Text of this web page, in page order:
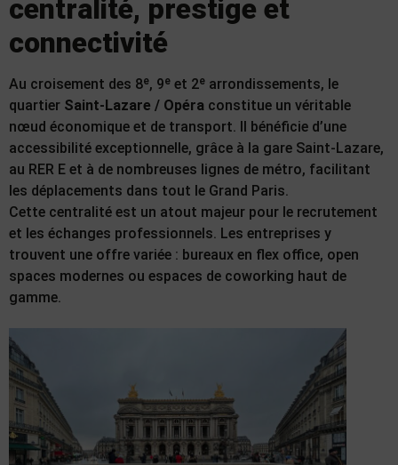
centralité, prestige et
connectivité
Au croisement des 8ᵉ, 9ᵉ et 2ᵉ arrondissements, le
quartier Saint-Lazare / Opéra constitue un véritable
nœud économique et de transport. Il bénéficie d’une
accessibilité exceptionnelle, grâce à la gare Saint-Lazare,
au RER E et à de nombreuses lignes de métro, facilitant
les déplacements dans tout le Grand Paris.
Cette centralité est un atout majeur pour le recrutement
et les échanges professionnels. Les entreprises y
trouvent une offre variée : bureaux en flex office, open
spaces modernes ou espaces de coworking haut de
gamme.